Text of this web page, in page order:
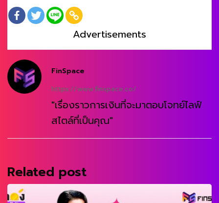
Advertisements
FinSpace
https://www.finspace.co/
"เรื่องราวการเงินที่จะมาตอบโจทย์ไลฟ์
สไตล์ที่เป็นคุณ"
Related post